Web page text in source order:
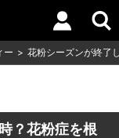
ー 花粉シーズンが終了
？花粉症を根